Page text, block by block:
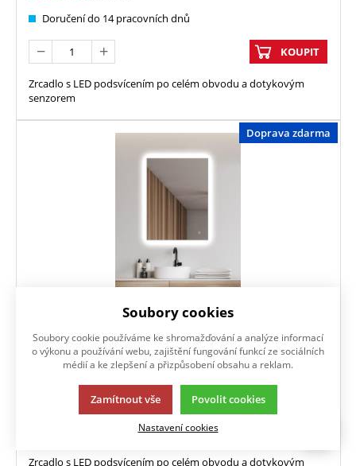
Doručení do 14 pracovních dnů
KOUPIT
Zrcadlo s LED podsvícením po celém obvodu a dotykovým
senzorem
Doprava zdarma
5 599Kč/ kss DPH
Zrcadlo s LED podsvícením po celém obvodu a dotykovým
Soubory cookies
Soubory cookie používáme ke shromažďování a analýze informací
o výkonu a používání webu, zajištění fungování funkcí ze sociálních
médií a ke zlepšení a přizpůsobení obsahu a reklam.
Zamítnout vše Povolit cookies
Nastavení cookies